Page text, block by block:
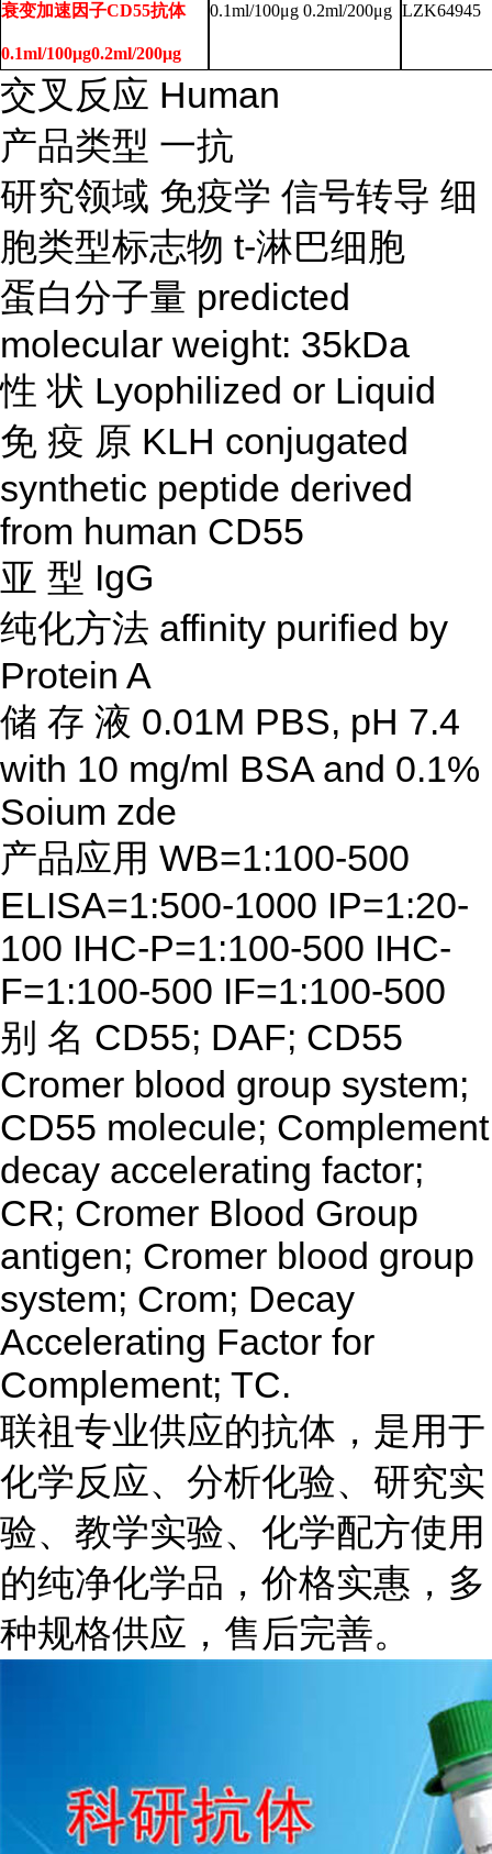
衰变加速因子CD55抗体
0.1ml/100μg0.2ml/200μg
0.1ml/100μg 0.2ml/200μg LZK64945
交叉反应 Human
产品类型 一抗
研究领域 免疫学 信号转导 细
胞类型标志物 t-淋巴细胞
蛋白分子量 predicted
molecular weight: 35kDa
性 状 Lyophilized or Liquid
免 疫 原 KLH conjugated
synthetic peptide derived
from human CD55
亚 型 IgG
纯化方法 affinity purified by
Protein A
储 存 液 0.01M PBS, pH 7.4
with 10 mg/ml BSA and 0.1%
Soium zde
产品应用 WB=1:100-500
ELISA=1:500-1000 IP=1:20-
100 IHC-P=1:100-500 IHC-
F=1:100-500 IF=1:100-500
别 名 CD55; DAF; CD55
Cromer blood group system;
CD55 molecule; Complement
decay accelerating factor;
CR; Cromer Blood Group
antigen; Cromer blood group
system; Crom; Decay
Accelerating Factor for
Complement; TC.
联祖专业供应的抗体，是用于
化学反应、分析化验、研究实
验、教学实验、化学配方使用
的纯净化学品，价格实惠，多
种规格供应，售后完善。